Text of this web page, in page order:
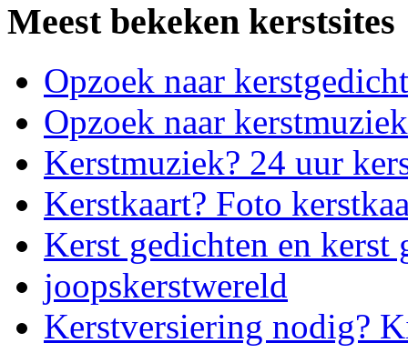
Meest bekeken kerstsites
Opzoek naar
Opzoek naar
Kerstmuziek? 24 uur
Kerstkaart? Foto
Kerst gedichten en kerst
joopskerstwereld
Kerstversiering nodig?